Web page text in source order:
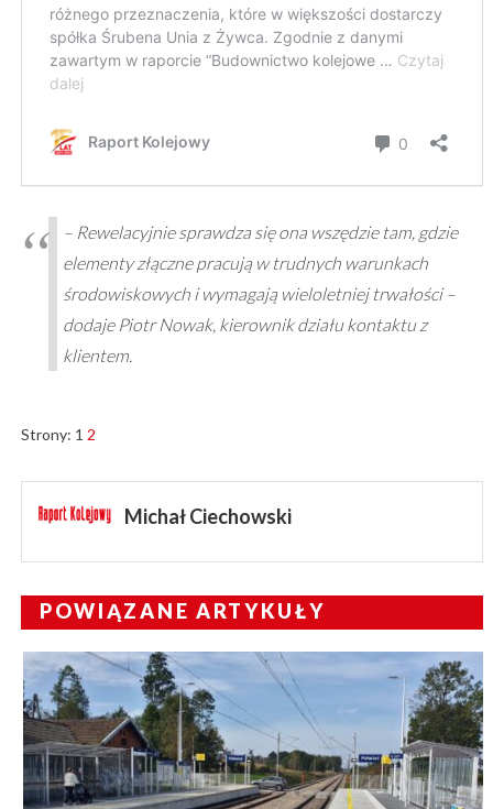
– Rewelacyjnie sprawdza się ona wszędzie tam, gdzie
elementy złączne pracują w trudnych warunkach
środowiskowych i wymagają wieloletniej trwałości –
dodaje Piotr Nowak, kierownik działu kontaktu z
klientem.
Strony: 1 2
Michał Ciechowski
POWIĄZANE ARTYKUŁY